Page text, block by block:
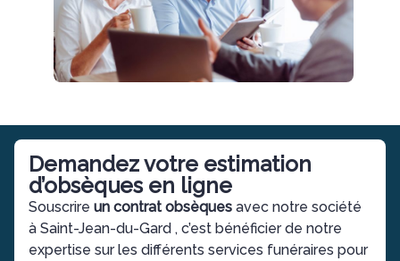
Demandez votre estimation
d’obsèques en ligne
Souscrire un contrat obsèques avec notre société
à Saint-Jean-du-Gard , c’est bénéficier de notre
expertise sur les différents services funéraires pour